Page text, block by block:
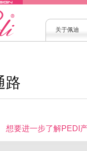
关于佩迪
路
想要进一步了解PEDI